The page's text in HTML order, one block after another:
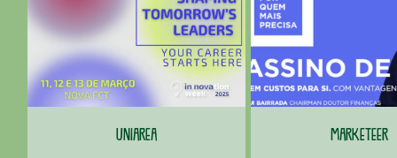
Uniarea Marketeer